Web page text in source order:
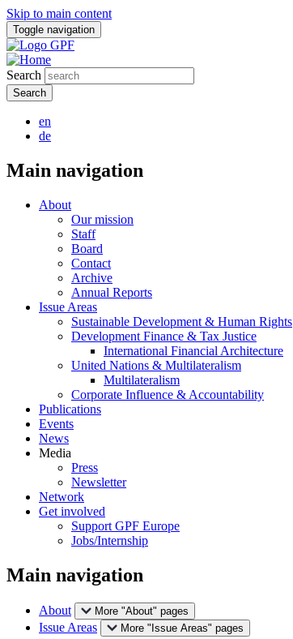
Skip to main content
Toggle navigation
Search
en
de
Main navigation
About
Our mission
Staff
Board
Contact
Archive
Annual Reports
Issue Areas
Sustainable Development & Human Rights
Development Finance & Tax Justice
International Financial Architecture
United Nations & Multilateralism
Multilateralism
Corporate Influence & Accountability
Publications
Events
News
Media
Press
Newsletter
Network
Get involved
Support GPF Europe
Jobs/Internship
Main navigation
About More "About" pages
Issue Areas More "Issue Areas" pages